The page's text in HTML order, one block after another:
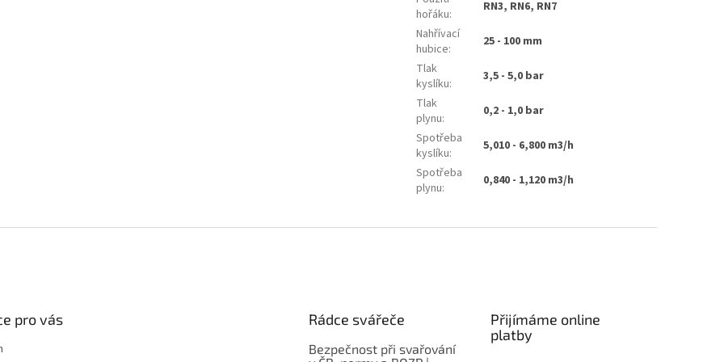
hořáku:
RN3, RN6, RN7
Nahřívací
hubice:
25 - 100 mm
Tlak
kyslíku:
3,5 - 5,0 bar
Tlak
plynu:
0,2 - 1,0 bar
Spotřeba
kyslíku:
5,010 - 6,800 m3/h
Spotřeba
plynu: 0,840 - 1,120 m3/h
pro vás Rádce svářeče
Bezpečnost při svařování
Přijímáme online
platby